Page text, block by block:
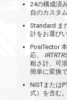
24の構成済
自のカスタ
Standard ま
計をお選び
PosiTector
応、 IRTRTR
粗さ計、可
簡単に変換
NISTまたは
式）を含む。